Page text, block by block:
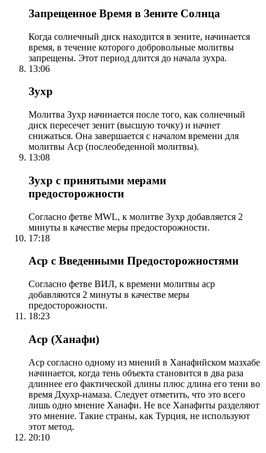
Запрещенное Время в Зените Солнца
Когда солнечный диск находится в зените, начинается
время, в течение которого добровольные молитвы
запрещены. Этот период длится до начала зухра.
13:06
Зухр
Молитва Зухр начинается после того, как солнечный
диск пересечет зенит (высшую точку) и начнет
снижаться. Она завершается с началом времени для
молитвы Аср (послеобеденной молитвы).
13:08
Зухр с принятыми мерами
предосторожности
Согласно фетве MWL, к молитве Зухр добавляется 2
минуты в качестве меры предосторожности.
17:18
Аср с Введенными Предосторожностями
Согласно фетве ВИЛ, к времени молитвы аср
добавляются 2 минуты в качестве меры
предосторожности.
18:23
Аср (Ханафи)
Аср согласно одному из мнений в Ханафийском мазхабе
начинается, когда тень объекта становится в два раза
длиннее его фактической длины плюс длина его тени во
время Дхухр-намаза. Следует отметить, что это всего
лишь одно мнение Ханафи. Не все Ханафиты разделяют
это мнение. Такие страны, как Турция, не используют
этот метод.
20:10